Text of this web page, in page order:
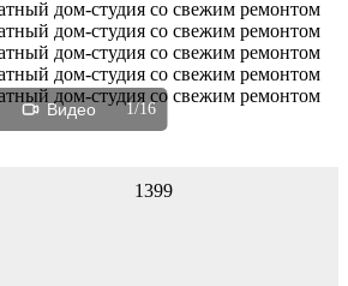
Видео 1/16
1399